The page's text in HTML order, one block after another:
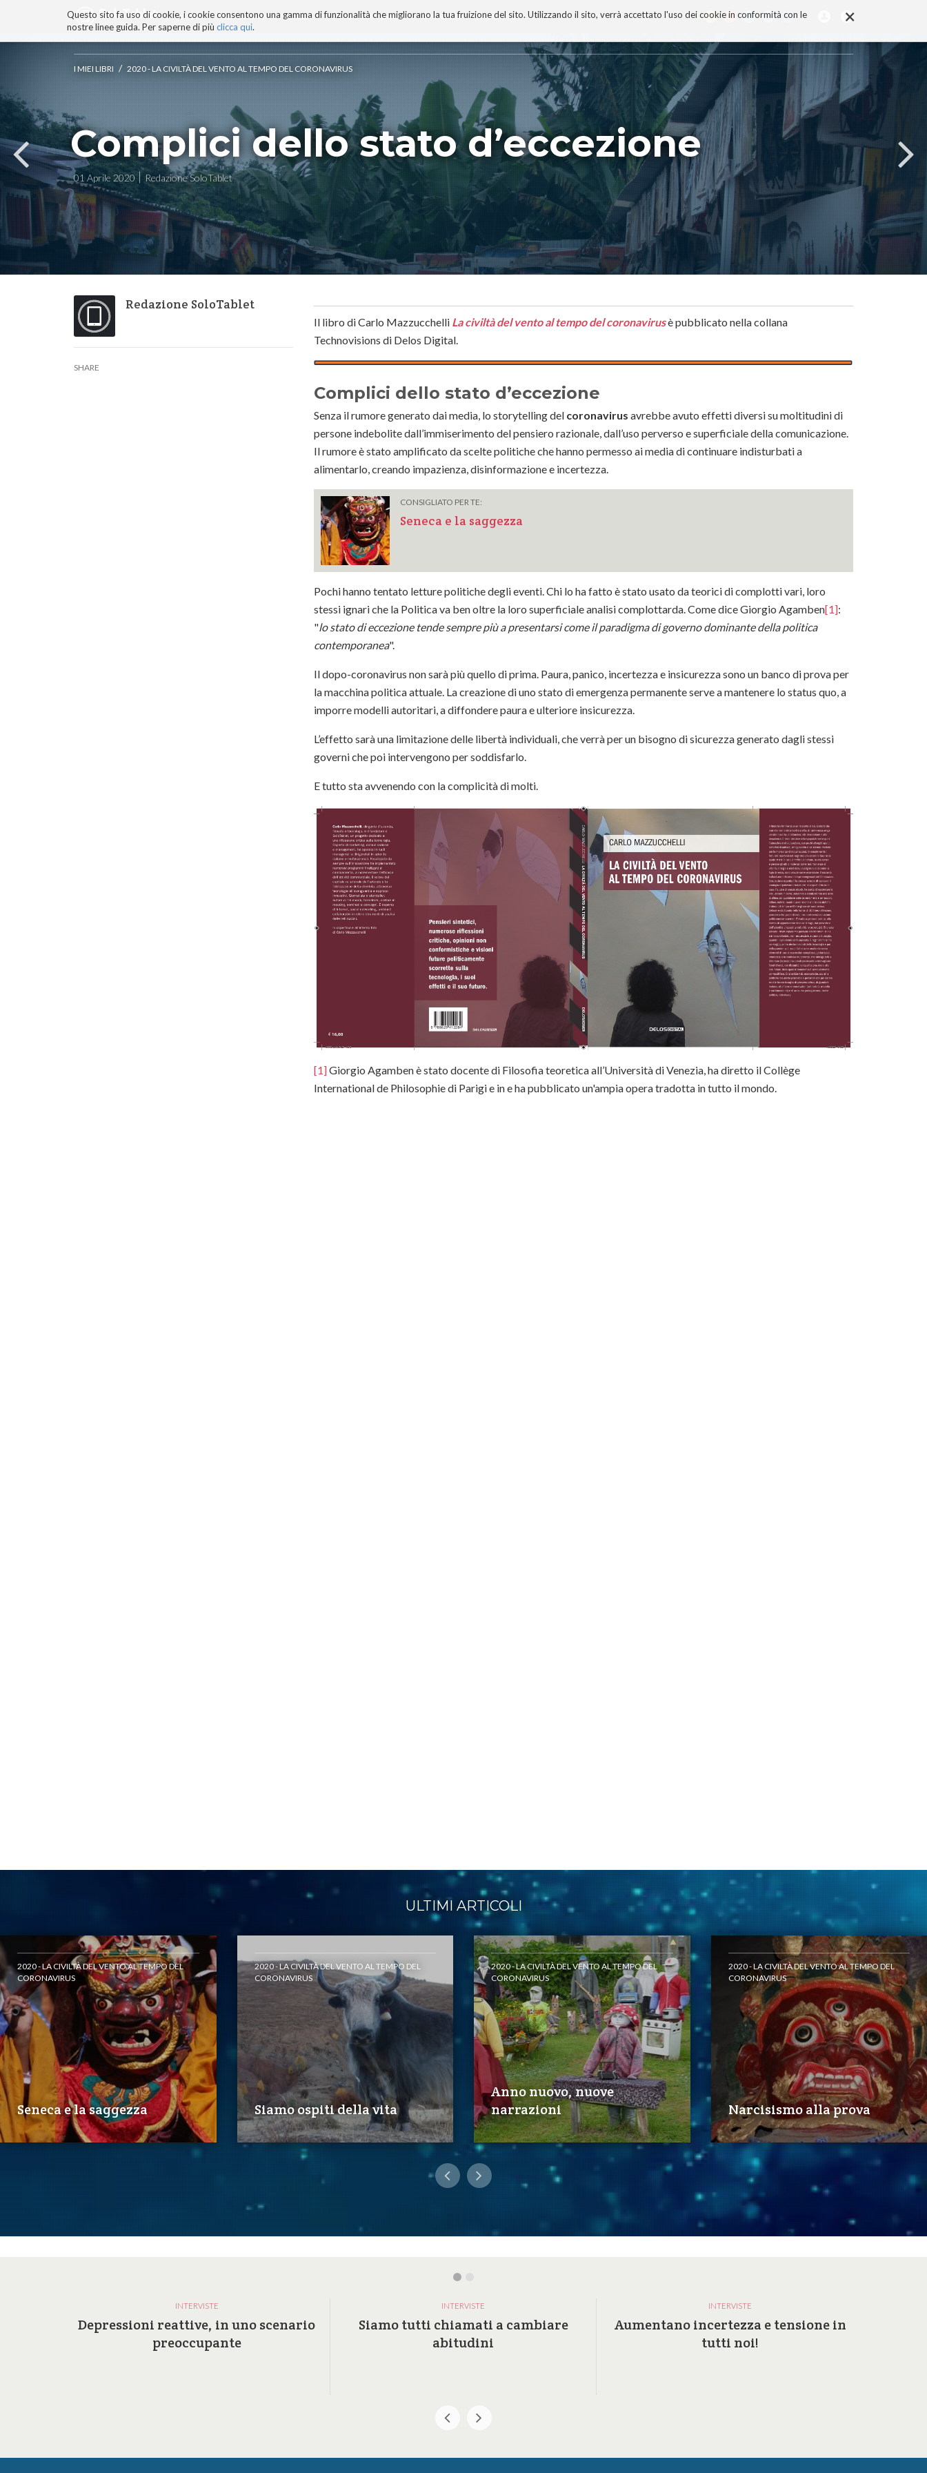
×
Questo sito fa uso di cookie, i cookie consentono una gamma di funzionalità che migliorano la tua fruizione del sito. Utilizzando il sito, verrà accettato l'uso dei cookie in conformità con le
nostre linee guida. Per saperne di più clicca qui.
BLOG TECNOCONSAPEVOLEZZA TECNOBIBLIOGRAFIA I MIEI LIBRI PROGETTO
ai
contenuti.
|
Salta
alla
navigazione
I MIEI LIBRI / 2020 - LA CIVILTÀ DEL VENTO AL TEMPO DEL CORONAVIRUS
Complici dello stato d’eccezione
01 Aprile 2020 Redazione SoloTablet
Redazione SoloTablet
SHARE
Il libro di Carlo Mazzucchelli La civiltà del vento al tempo del coronavirusè pubblicato nella collana
Technovisions di Delos Digital.
Complici dello stato d’eccezione
Senza il rumore generato dai media, lo storytelling del coronavirus avrebbe avuto effetti diversi su moltitudini di
persone indebolite dall’immiserimento del pensiero razionale, dall’uso perverso e superficiale della comunicazione.
Il rumore è stato amplificato da scelte politiche che hanno permesso ai media di continuare indisturbati a
alimentarlo, creando impazienza, disinformazione e incertezza.
CONSIGLIATO PER TE:
Seneca e la saggezza
Pochi hanno tentato letture politiche degli eventi. Chi lo ha fatto è stato usato da teorici di complotti vari, loro
stessi ignari che la Politica va ben oltre la loro superficiale analisi complottarda. Come dice Giorgio Agamben[1]:
"lo stato di eccezione tende sempre più a presentarsi come il paradigma di governo dominante della politica
contemporanea".
Il dopo-coronavirus non sarà più quello di prima. Paura, panico, incertezza e insicurezza sono un banco di prova per
la macchina politica attuale. La creazione di uno stato di emergenza permanente serve a mantenere lo status quo, a
imporre modelli autoritari, a diffondere paura e ulteriore insicurezza.
L’effetto sarà una limitazione delle libertà individuali, che verrà per un bisogno di sicurezza generato dagli stessi
governi che poi intervengono per soddisfarlo.
E tutto sta avvenendo con la complicità di molti.
[1]Giorgio Agamben è stato docente di Filosofia teoretica all’Università di Venezia, ha diretto il Collège
International de Philosophie di Parigi e in e ha pubblicato un'ampia opera tradotta in tutto il mondo.
ULTIMI ARTICOLI
2020 - LA CIVILTÀ DEL VENTO AL TEMPO DEL
CORONAVIRUS
Seneca e la saggezza
2020 - LA CIVILTÀ DEL VENTO AL TEMPO DEL
CORONAVIRUS
Siamo ospiti della vita
2020 - LA CIVILTÀ DEL VENTO AL TEMPO DEL
CORONAVIRUS
Anno nuovo, nuove
narrazioni
2020 - LA CIVILTÀ DEL VENTO AL TEMPO DEL
CORONAVIRUS
Narcisismo alla prova
INTERVISTE
Depressioni reattive, in uno scenario
preoccupante
INTERVISTE
Siamo tutti chiamati a cambiare
abitudini
INTERVISTE
Aumentano incertezza e tensione in
tutti noi!